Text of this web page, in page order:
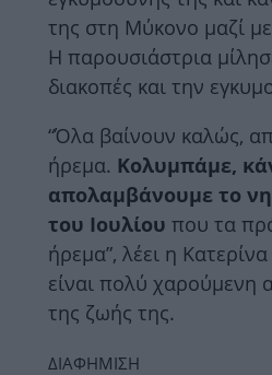
της στη Μύκονο μαζί
Η παρουσιάστρια
διακοπές και την
“Όλα βαίνουν καλώς,
ήρεμα. Κολυμπάμε,
απολαμβάνουμε το
του Ιουλίου που τα
ήρεμα”, λέει η
είναι πολύ χαρούμενη
της ζωής της.
ΔΙΑΦΗΜΙΣΗ